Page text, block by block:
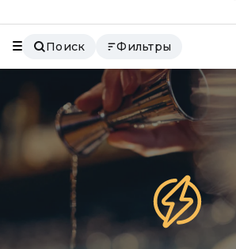
Поиск Фильтры